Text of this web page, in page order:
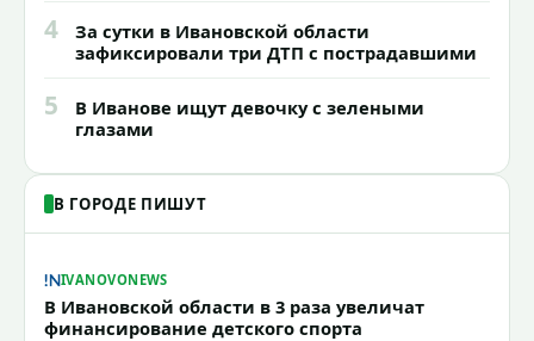
4
За сутки в Ивановской области
зафиксировали три ДТП с пострадавшими
5
В Иванове ищут девочку с зелеными
глазами
В ГОРОДЕ ПИШУТ
IVANOVONEWS
В Ивановской области в 3 раза увеличат
финансирование детского спорта